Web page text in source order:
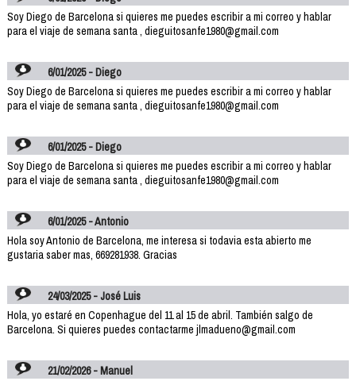
Soy Diego de Barcelona si quieres me puedes escribir a mi correo y hablar
para el viaje de semana santa , dieguitosanfe1980@gmail.com
6/01/2025 - Diego
Soy Diego de Barcelona si quieres me puedes escribir a mi correo y hablar
para el viaje de semana santa , dieguitosanfe1980@gmail.com
6/01/2025 - Diego
Soy Diego de Barcelona si quieres me puedes escribir a mi correo y hablar
para el viaje de semana santa , dieguitosanfe1980@gmail.com
6/01/2025 - Antonio
Hola soy Antonio de Barcelona, me interesa si todavia esta abierto me
gustaria saber mas, 669281938. Gracias
24/03/2025 - José Luis
Hola, yo estaré en Copenhague del 11 al 15 de abril. También salgo de
Barcelona. Si quieres puedes contactarme jlmadueno@gmail.com
21/02/2026 - Manuel